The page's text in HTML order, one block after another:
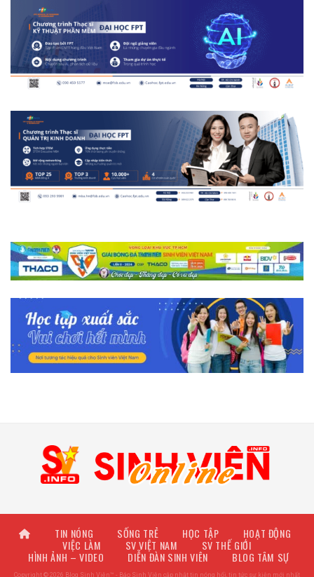
TIN NÓNG SỐNG TRẺ HỌC TẬP
HOẠT ĐỘNG
VIỆC LÀM
SV VIỆT NAM
SV THẾ GIỚI
HÌNH ẢNH – VIDEO
DIỄN ĐÀN SINH VIÊN BLOG TÂM SỰ
Copyright © 2026 Blog Sinh Viên™ - Báo Sinh Viên cập nhật tin nóng hổi, tin tức sự kiện mới nhất